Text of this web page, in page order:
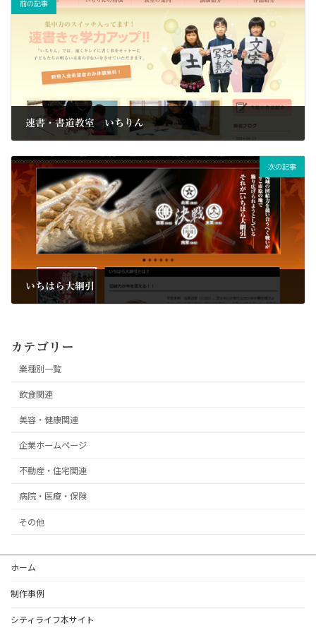
前の記事
速書・書道教室 いちりん
次の記事
いちはら大綱引
カテゴリー
業種別一覧
飲食関連
美容・健康関連
企業ホームページ
不動産・住宅関連
病院・医療・保険
その他
ホーム
制作事例
シティライフ本サイト